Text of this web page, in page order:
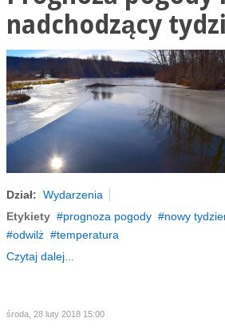
nadchodzący
Dział: Wydarzenia
Etykiety
prognoza pogody nowy
odwilż
temperatura
Czytaj dalej...
środa, 28 luty 2018 15:00